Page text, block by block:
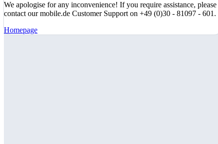
We apologise for any inconvenience! If you require assistance, please
contact our mobile.de Customer Support on +49 (0)30 - 81097 - 601.
Homepage